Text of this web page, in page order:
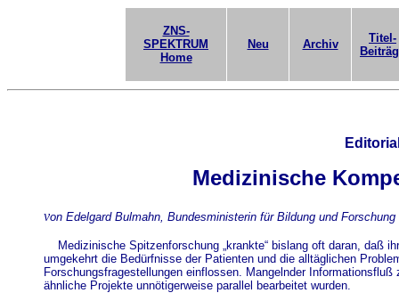
ZNS-
SPEKTRUM
Home
Neu Archiv
Titel-
Medizinische
von Edelgard Bulmahn, Bundesministerin für Bildung und Forschung
Medizinische Spitzenforschung „krankte“ bislang oft daran, daß
umgekehrt die Bedürfnisse der Patienten und die alltäglichen
Forschungsfragestellungen einflossen. Mangelnder
ähnliche Projekte unnötigerweise parallel bearbeitet wurden.